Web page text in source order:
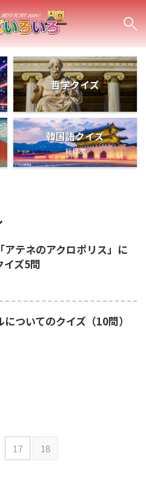
哲学クイズ
韓国語クイズ
総目次
アテネのアクロポリス」に
イズ5問
ついてのクイズ（10問）
17 18